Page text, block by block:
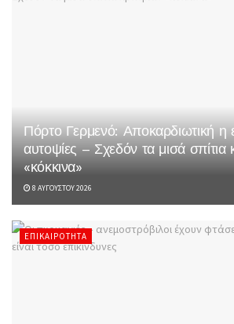
Πόρτο Γερμενό: Αποκαρδιωτική η
αυτοψίες – Σχεδόν τα μισά σπίτια
«κόκκινα»
8 ΑΥΓΟΎΣΤΟΥ 2026
ΕΠΙΚΑΙΡΌΤΗΤΑ